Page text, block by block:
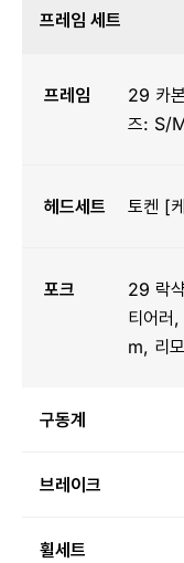
프레임 세트
프레임
29 카
즈: S/
헤드세트 토켄 [
포크
29 락
티어러
m, 리
구동계
브레이크
휠세트